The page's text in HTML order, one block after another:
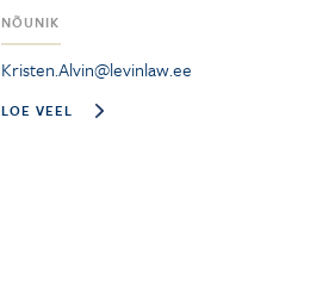
NÕUNIK
Kristen.Alvin@levinlaw.ee
LOE VEEL